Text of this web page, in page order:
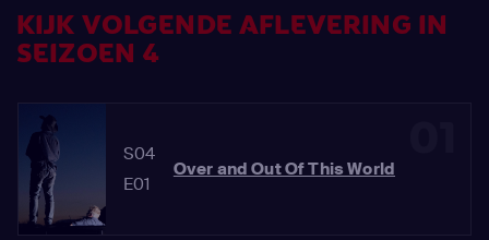
KIJK VOLGENDE AFLEVERING IN
SEIZOEN 4
S04
E01
Over and Out Of This World